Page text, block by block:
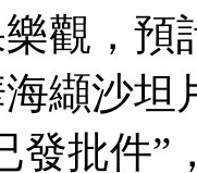
觀，
纈沙坦
發批件”